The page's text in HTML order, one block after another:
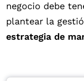
negocio debe
plantear la
estrategia de